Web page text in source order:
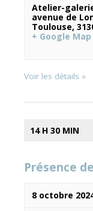
Atelier-
avenue de
Toulouse,
+ Google Map
Voir les détails »
14 H 30 MIN
Présence
8 octobre